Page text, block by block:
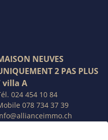
NEUVES
2 PAS PLUS
villa A
024 454 10 84
078 734 37 39